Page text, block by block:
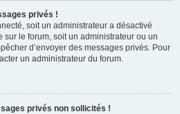
privés !
soit un administrateur a désactivé
le forum, soit un administrateur ou un
d’envoyer des messages privés. Pour
un administrateur du forum.
privés non sollicités !